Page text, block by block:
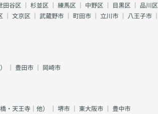
田谷区 ｜ 杉並区 ｜ 練馬区 ｜ 中野区 ｜ 目黒区 ｜ 品川区
｜ 文京区 ｜ 武蔵野市 ｜ 町田市 ｜ 立川市 ｜ 八王子市 ｜
｜ 豊田市 ｜ 岡崎市
・天王寺｜他） ｜ 堺市 ｜ 東大阪市 ｜ 豊中市